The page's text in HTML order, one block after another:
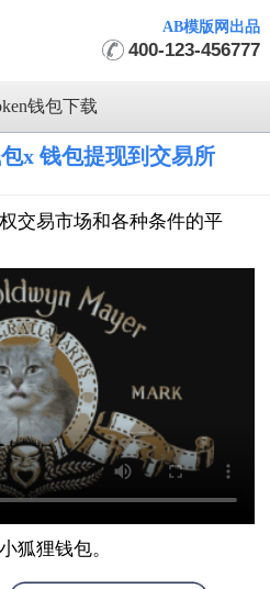
AB模版网出品
400-123-456777
钱包下载
x 钱包提现到交易所
交易市场和各种条件的平
狐狸钱包。